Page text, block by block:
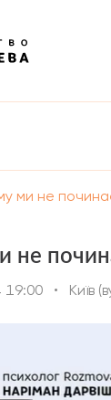
ми не
не
19:00 • Київ